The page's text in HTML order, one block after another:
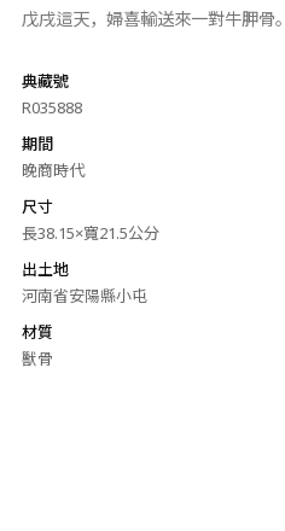
戊戌這天，婦喜輸送來一對牛胛骨
典藏號
R035888
期間
晚商時代
尺寸
長38.15×寬21.5公分
出土地
河南省安陽縣小屯
材質
獸骨